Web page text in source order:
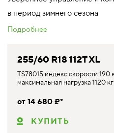
в период зимнего сезона
Подробнее
255/60 R18 112T XL
TS78015 индекс скорости 190
максимальная нагрузка 1120 кг
от 14 680 ₽*
КУПИТЬ